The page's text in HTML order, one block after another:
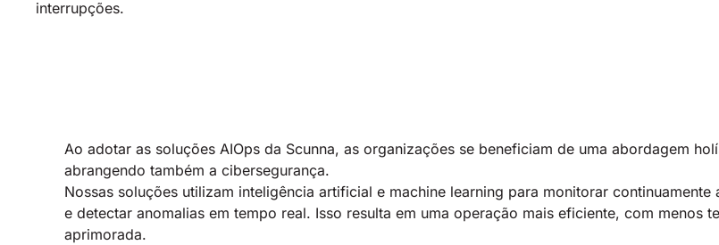
interrupções.
Ao adotar as soluções AIOps da Scunna, as organizações se beneficiam de uma abordagem
abrangendo também a cibersegurança.
Nossas soluções utilizam inteligência artificial e machine learning para monitorar
e detectar anomalias em tempo real. Isso resulta em uma operação mais eficiente, com menos
aprimorada.